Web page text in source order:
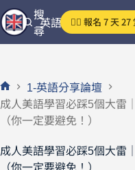
跳
至
主
容
英語分享論壇
搜
尋
👉🏻 報名 7 天
首
頁
1-英語分享論壇
成人美語學習必踩5個大雷
（你一定要避免！）
成人美語學習必踩5個大雷
（你一定要避免！）